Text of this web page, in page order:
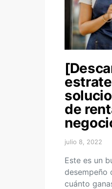
de
julio 8, 2022
Este es un
desempeño
cuánto